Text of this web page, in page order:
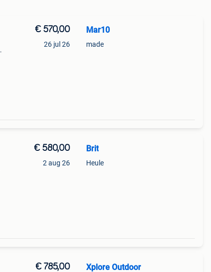
€ 570,00
26 jul 26
Mar10
made
€ 580,00
2 aug 26
Brit
Heule
€ 785,00 Xplore Outdoor